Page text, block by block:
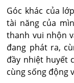
Góc khác của
tài năng của
thanh vui nhộn
đang phát ra,
đầy nhiệt huyết
cùng sống động